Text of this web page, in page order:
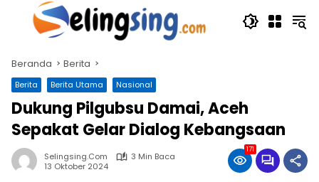
Langsung
Beranda Berita
Berita Berita Utama Nasional
Dukung Pilgubsu Damai, Aceh
Sepakat Gelar Dialog Kebangsaan
Selingsing.com
3 Min Baca
13 Oktober 2024
171